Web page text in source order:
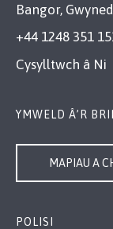
Bangor,
+44 1248 351
Cysylltwch â Ni
YMWELD Â’R
MAPIAU A
POLISI